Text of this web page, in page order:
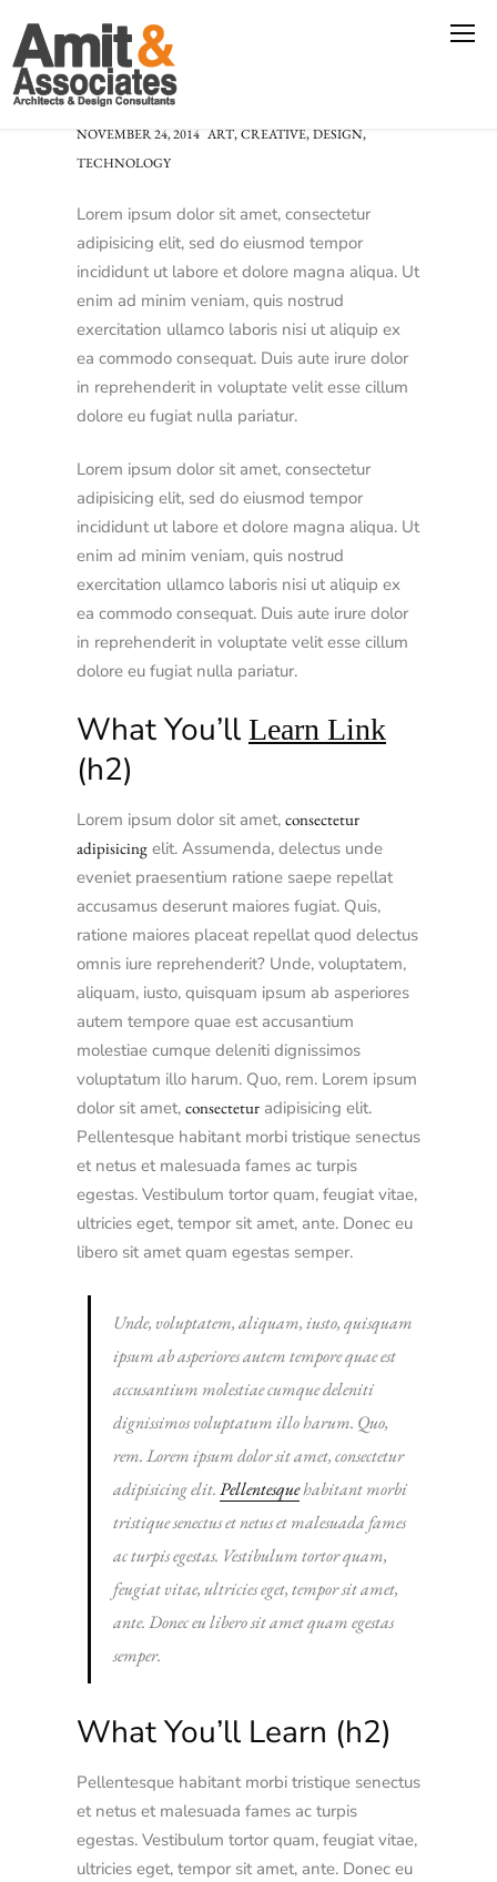
Norra Tornen by OMA
NOVEMBER 24, 2014 ART,CREATIVE,DESIGN,
TECHNOLOGY
Lorem ipsum dolor sit amet, consectetur
adipisicing elit, sed do eiusmod tempor
incididunt ut labore et dolore magna aliqua. Ut
enim ad minim veniam, quis nostrud
exercitation ullamco laboris nisi ut aliquip ex
ea commodo consequat. Duis aute irure dolor
in reprehenderit in voluptate velit esse cillum
dolore eu fugiat nulla pariatur.
Lorem ipsum dolor sit amet, consectetur
adipisicing elit, sed do eiusmod tempor
incididunt ut labore et dolore magna aliqua. Ut
enim ad minim veniam, quis nostrud
exercitation ullamco laboris nisi ut aliquip ex
ea commodo consequat. Duis aute irure dolor
in reprehenderit in voluptate velit esse cillum
dolore eu fugiat nulla pariatur.
What You’ll Learn Link
(h2)
Lorem ipsum dolor sit amet, consectetur
adipisicing elit. Assumenda, delectus unde
eveniet praesentium ratione saepe repellat
accusamus deserunt maiores fugiat. Quis,
ratione maiores placeat repellat quod delectus
omnis iure reprehenderit? Unde, voluptatem,
aliquam, iusto, quisquam ipsum ab asperiores
autem tempore quae est accusantium
molestiae cumque deleniti dignissimos
voluptatum illo harum. Quo, rem. Lorem ipsum
dolor sit amet, consectetur adipisicing elit.
Pellentesque habitant morbi tristique senectus
et netus et malesuada fames ac turpis
egestas. Vestibulum tortor quam, feugiat vitae,
ultricies eget, tempor sit amet, ante. Donec eu
libero sit amet quam egestas semper.
Unde, voluptatem, aliquam, iusto, quisquam
ipsum ab asperiores autem tempore quae est
accusantium molestiae cumque deleniti
dignissimos voluptatum illo harum. Quo,
rem. Lorem ipsum dolor sit amet, consectetur
adipisicing elit.Pellentesquehabitant morbi
tristique senectus et netus et malesuada fames
ac turpis egestas. Vestibulum tortor quam,
feugiat vitae, ultricies eget, tempor sit amet,
ante. Donec eu libero sit amet quam egestas
semper.
What You’ll Learn (h2)
Pellentesque habitant morbi tristique senectus
et netus et malesuada fames ac turpis
egestas. Vestibulum tortor quam, feugiat vitae,
ultricies eget, tempor sit amet, ante. Donec eu